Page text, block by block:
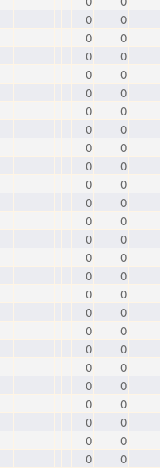
0
0
0
0
0
0
0
0
0
0
0
0
0
0
0
0
0
0
0
0
0
0
0
0
0
0
0
0
0
0
0
0
0
0
0
0
0
0
0
0
0
0
0
0
0
0
0
0
0
0